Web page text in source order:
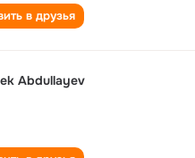
в друзья
Abdullayev